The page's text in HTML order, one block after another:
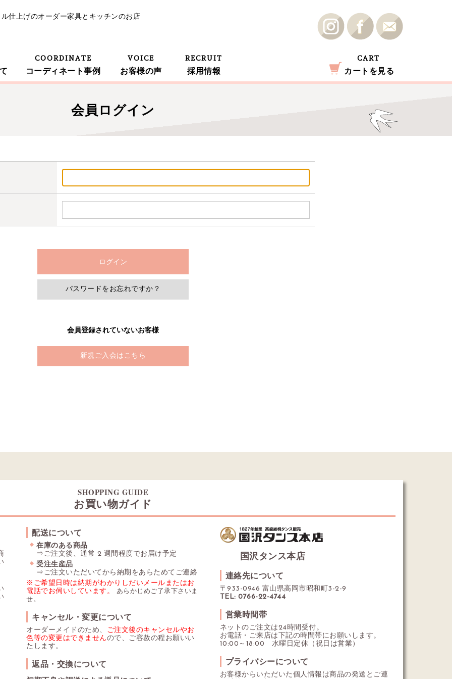
仕上げのオーダー家具とキッチンのお店
コーディネート事例
COORDINATE
お客様の声
VOICE
採用情報
RECRUIT
カートを見る
CART
会員ログイン
パスワードをお忘れですか？
会員登録されていないお客様
新規ご入会はこちら
SHOPPING GUIDE
お買い物ガイド
配送について
在庫のある商品
⇒ご注文後、通常 2 週間程度でお届け予定
受注生産品
⇒ご注文いただいてから納期をあらためてご連絡
※ご希望日時は納期がわかりしだいメールまたはお
電話でお伺いしています。
あらかじめご了承下さいま
せ。
キャンセル・変更について
オーダーメイドのため、 ご注文後のキャンセルやお
色等の変更はできませんので、ご容赦の程お願いい
たします。
返品・交換について
国沢タンス本店
連絡先について
〒933-0946 富山県高岡市昭和町3-2-9
TEL: 0766-22-4744
営業時間帯
ネットのご注文は24時間受付。
お電話・ご来店は下記の時間帯にお願いします。
10:00～18:00 水曜日定休（祝日は営業）
プライバシーについて
お客様からいただいた個人情報は商品の発送とご連